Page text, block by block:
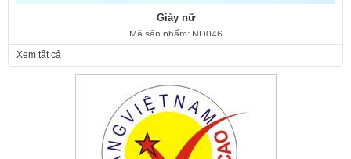
Giày nữ
Mã sản phẩm: ND046
Xem tất cả